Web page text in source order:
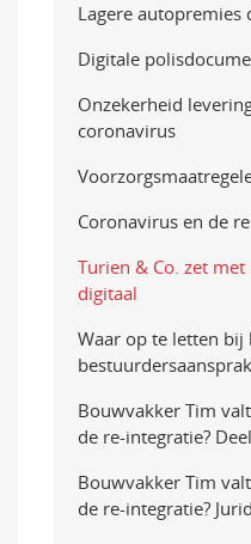
Lagere autopremies
Digitale
Onzekerheid
coronavirus
Coronavirus en de
Turien & Co. zet
digitaal
Waar op te letten bij
Bouwvakker Tim
de re-integratie?
Bouwvakker Tim
de re-integratie?